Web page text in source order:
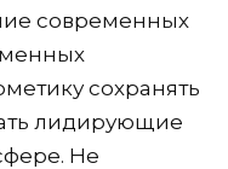
современных
сохранять
лидирующие
Не